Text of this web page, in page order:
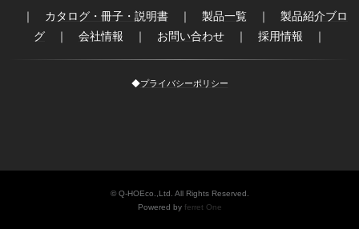
｜ カタログ・冊子・説明書 ｜ 製品一覧 ｜ 製品紹介ブロ
グ ｜ 会社情報 ｜ お問い合わせ ｜ 採用情報 ｜
◆プライバシーポリシー
© Q-HOEco.,Ltd. All Rights Reserved.
Powered by ferret One